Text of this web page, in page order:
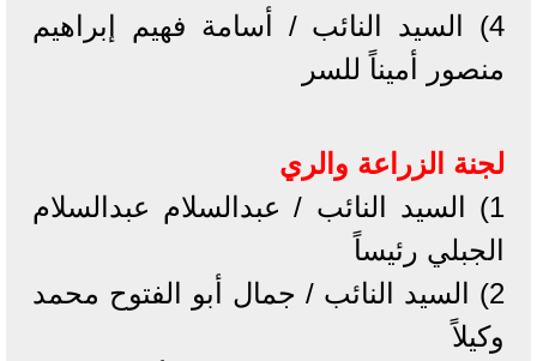
4) السيد النائب / أسامة فهيم إبراهيم
منصور أميناً للسر
لجنة الزراعة والري
1) السيد النائب / عبدالسلام عبدالسلام
الجبلي رئيساً
2) السيد النائب / جمال أبو الفتوح محمد
وكيلاً